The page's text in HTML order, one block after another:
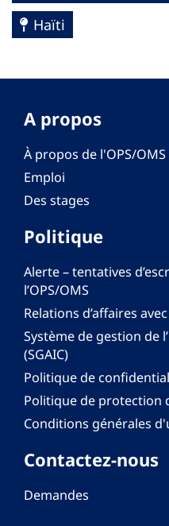
Haïti
A propos
À propos de l'OPS/OMS
Emploi
Des stages
Politique
Alerte – tentatives
l’OPS/OMS
Relations d’affaires avec
Système de gestion de
(SGAIC)
Politique de
Politique de protection
Conditions générales
Contactez-nous
Demandes